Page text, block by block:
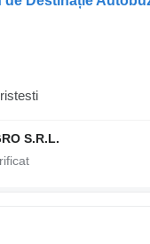
S.R.L.